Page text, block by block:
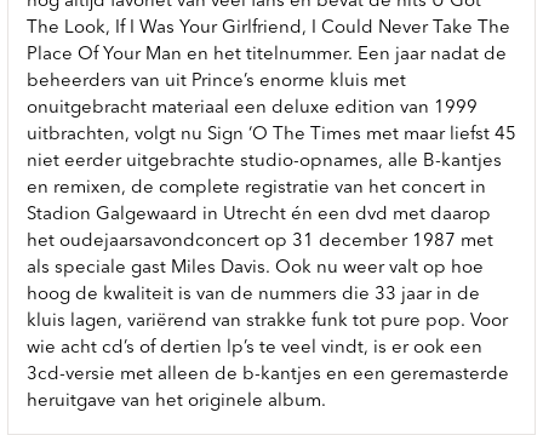
The Look, If I Was Your Girlfriend, I Could Never Take The
Place Of Your Man en het titelnummer. Een jaar nadat de
beheerders van uit Prince’s enorme kluis met
onuitgebracht materiaal een deluxe edition van 1999
uitbrachten, volgt nu Sign ‘O The Times met maar liefst 45
niet eerder uitgebrachte studio-opnames, alle B-kantjes
en remixen, de complete registratie van het concert in
Stadion Galgewaard in Utrecht én een dvd met daarop
het oudejaarsavondconcert op 31 december 1987 met
als speciale gast Miles Davis. Ook nu weer valt op hoe
hoog de kwaliteit is van de nummers die 33 jaar in de
kluis lagen, variërend van strakke funk tot pure pop. Voor
wie acht cd’s of dertien lp’s te veel vindt, is er ook een
3cd-versie met alleen de b-kantjes en een geremasterde
heruitgave van het originele album.